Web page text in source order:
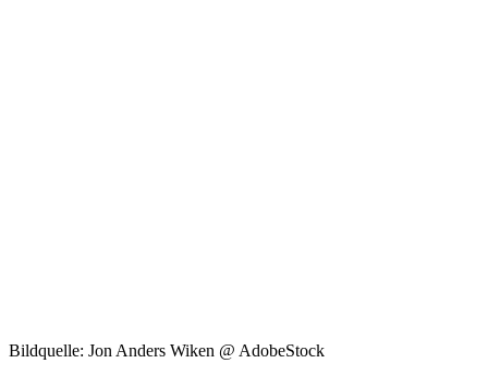
Bildquelle: Jon Anders Wiken @ AdobeStock